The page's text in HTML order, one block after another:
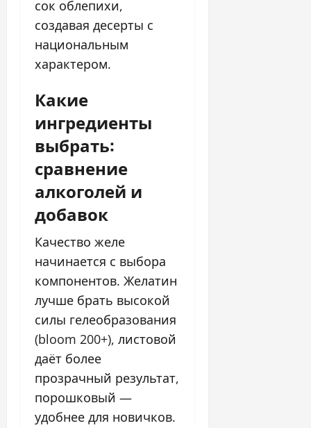
сок облепихи,
создавая десерты с
национальным
характером.
Какие
ингредиенты
выбрать:
сравнение
алкоголей и
добавок
Качество желе
начинается с выбора
компонентов. Желатин
лучше брать высокой
силы гелеобразования
(bloom 200+), листовой
даёт более
прозрачный результат,
порошковый —
удобнее для новичков.